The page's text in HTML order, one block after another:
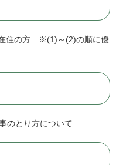
住の方 ※(1)～(2)の順に優
のとり方について